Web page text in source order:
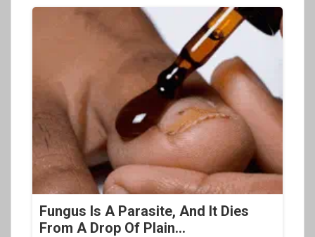
Fungus Is A Parasite, And It Dies
From A Drop Of Plain...